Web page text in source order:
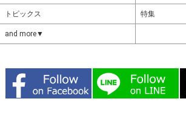
トピックス 特集
and more▼